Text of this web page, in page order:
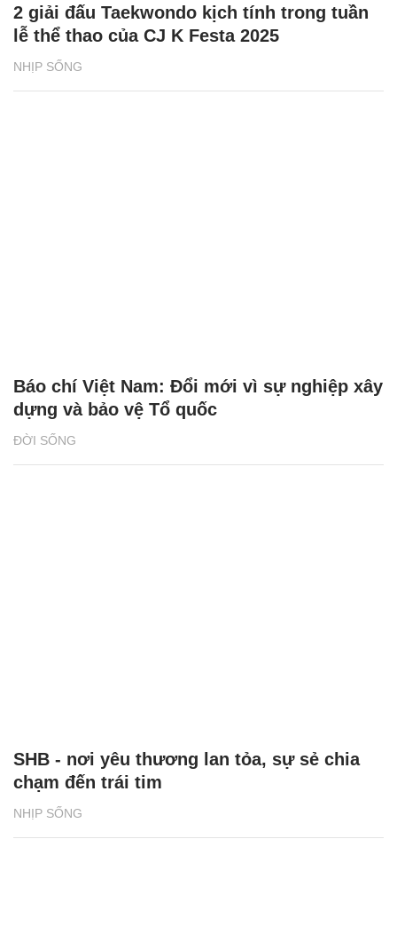
NHỊP SỐNG
2 giải đấu Taekwondo kịch tính trong tuần
lễ thể thao của CJ K Festa 2025
ĐỜI SỐNG
Báo chí Việt Nam: Đổi mới vì sự nghiệp xây
dựng và bảo vệ Tổ quốc
NHỊP SỐNG
SHB - nơi yêu thương lan tỏa, sự sẻ chia
chạm đến trái tim